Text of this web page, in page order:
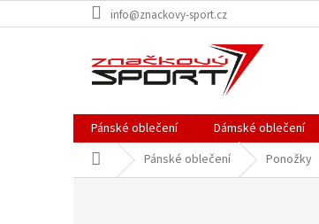
na
info@znackovy-sport.cz
Pánské oblečení Dámské oblečení
Domů Pánské oblečení Ponožky